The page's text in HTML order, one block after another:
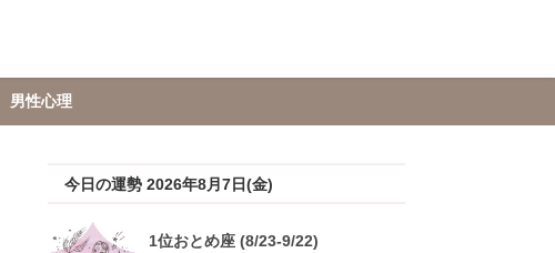
男性心理
今日の運勢 2026年8月7日(金)
1位おとめ座 (8/23-9/22)